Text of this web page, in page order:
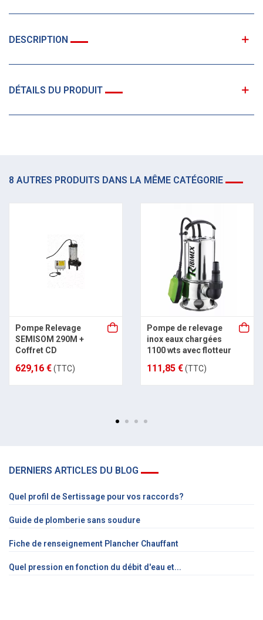
DESCRIPTION
DÉTAILS DU PRODUIT
8 AUTRES PRODUITS DANS LA MÊME CATÉGORIE
Pompe Relevage
SEMISOM 290M +
Coffret CD
629,16 €(TTC)
Pompe de relevage
inox eaux chargées
1100 wts avec flotteur
111,85 €(TTC)
DERNIERS ARTICLES DU BLOG
Quel profil de Sertissage pour vos raccords?
Guide de plomberie sans soudure
Fiche de renseignement Plancher Chauffant
Quel pression en fonction du débit d'eau et...